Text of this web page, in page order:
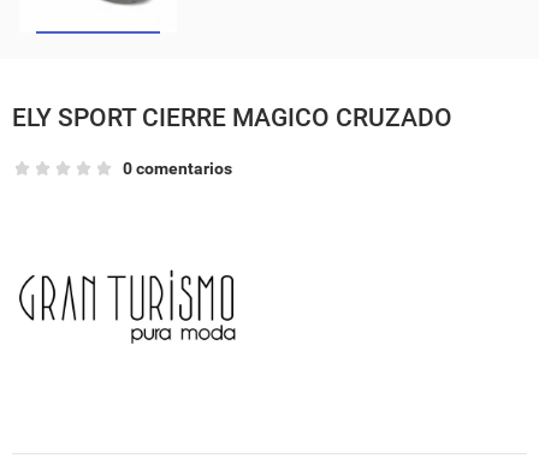
ELY SPORT CIERRE MAGICO CRUZADO
0 comentarios